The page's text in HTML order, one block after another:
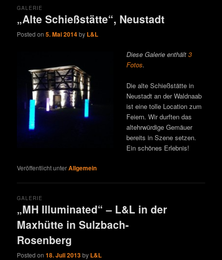
„Alte Schießstätte“, Neustadt
GALERIE
Posted on5. Mai 2014by L&L
Diese Galerie enthält3
Fotos.
Die alte Schießstätte in
Neustadt an der Waldnaab
ist eine tolle Location zum
Feiern. Wir durften das
altehrwürdige Gemäuer
bereits in Szene setzen.
Ein schönes Erlebnis!
Veröffentlicht unterAllgemein
„MH Illuminated“ – L&L in der
Maxhütte in Sulzbach-
Rosenberg
GALERIE
Posted on18. Juli 2013by L&L